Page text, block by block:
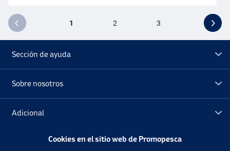
1 2 3
Sección de ayuda
Sobre nosotros
Adicional
Cookies en el sitio web de Promopesca